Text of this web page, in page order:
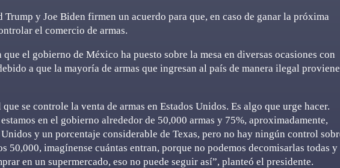
y Joe Biden firmen un acuerdo para que, en caso de ganar la próxima
el comercio de armas.
el gobierno de México ha puesto sobre la mesa en diversas ocasiones con
a que la mayoría de armas que ingresan al país de manera ilegal
se controle la venta de armas en Estados Unidos. Es algo que urge hacer.
en el gobierno alrededor de 50,000 armas y 75%, aproximadamente,
y un porcentaje considerable de Texas, pero no hay ningún control
50,000, imagínense cuántas entran, porque no podemos decomisarlas todas y
en un supermercado, eso no puede seguir así”, planteó el presidente.